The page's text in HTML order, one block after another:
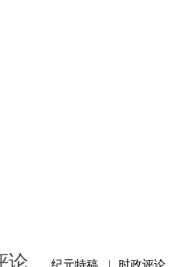
论 纪元特稿 | 时政评论